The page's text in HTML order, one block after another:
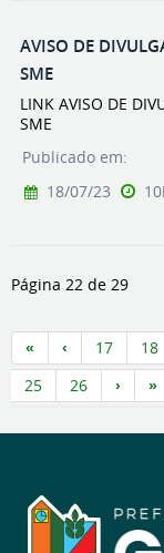
AVISO DE
SME
LINK AVISO DE
SME
Publicado em:
18/07/23
Página 22 de 29
17 18
25
26